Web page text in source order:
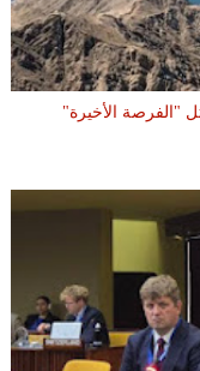
"الفرصة الأخيرة"